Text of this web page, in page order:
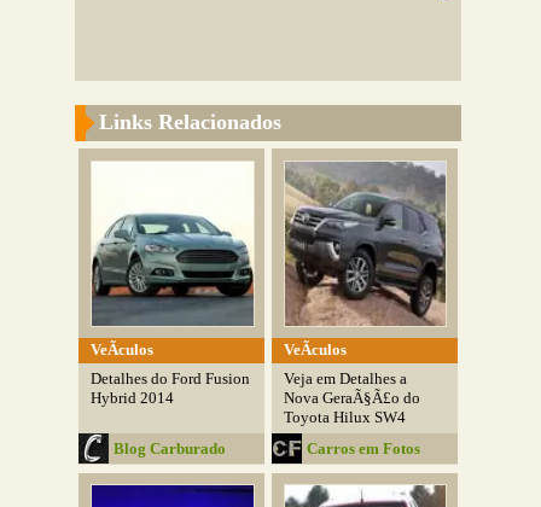
Links Relacionados
VeÃ­culos
Detalhes do Ford Fusion
Hybrid 2014
Blog Carburado
VeÃ­culos
Veja em Detalhes a
Nova GeraÃ§Ã£o do
Toyota Hilux SW4
Carros em Fotos